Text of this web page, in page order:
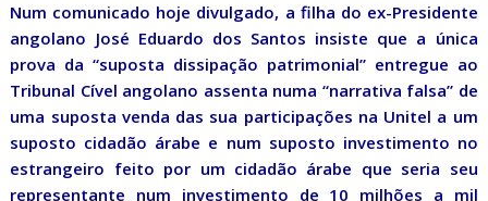
Num comunicado hoje divulgado, a filha do ex-Presidente
angolano José Eduardo dos Santos insiste que a única
prova da “suposta dissipação patrimonial” entregue ao
Tribunal Cível angolano assenta numa “narrativa falsa” de
uma suposta venda das sua participações na Unitel a um
suposto cidadão árabe e num suposto investimento no
estrangeiro feito por um cidadão árabe que seria seu
representante num investimento de 10 milhões a mil